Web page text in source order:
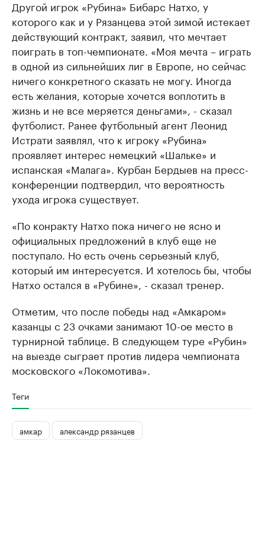
Другой игрок «Рубина» Бибарс Натхо, у
которого как и у Рязанцева этой зимой истекает
действующий контракт, заявил, что мечтает
поиграть в топ-чемпионате. «Моя мечта – играть
в одной из сильнейших лиг в Европе, но сейчас
ничего конкретного сказать не могу. Иногда
есть желания, которые хочется воплотить в
жизнь и не все меряется деньгами», - сказал
футболист. Ранее футбольный агент Леонид
Истрати заявлял, что к игроку «Рубина»
проявляет интерес немецкий «Шальке» и
испанская «Малага». Курбан Бердыев на пресс-
конференции подтвердил, что вероятность
ухода игрока существует.
«По конракту Натхо пока ничего не ясно и
официальных предложений в клуб еще не
поступало. Но есть очень серьезный клуб,
который им интересуется. И хотелось бы, чтобы
Натхо остался в «Рубине», - сказал тренер.
Отметим, что после победы над «Амкаром»
казанцы с 23 очками занимают 10-ое место в
турнирной таблице. В следующем туре «Рубин»
на выезде сыграет против лидера чемпионата
московского «Локомотива».
Теги
амкар александр рязанцев